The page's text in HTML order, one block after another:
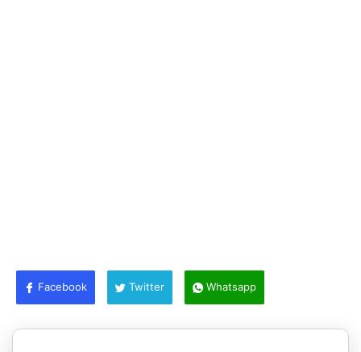
Facebook Twitter Whatsapp